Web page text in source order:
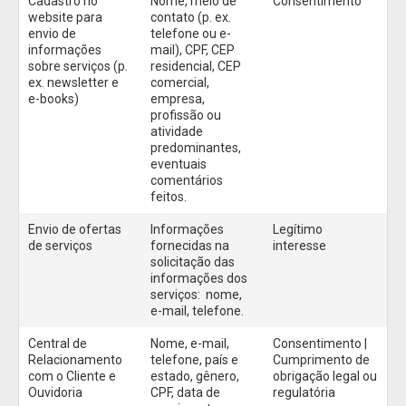
website para
envio de
informações
sobre serviços (p.
ex. newsletter e
e-books)
contato (p. ex.
telefone ou e-
mail), CPF, CEP
residencial, CEP
comercial,
empresa,
profissão ou
atividade
predominantes,
eventuais
comentários
feitos.
Envio de ofertas
de serviços
Informações
fornecidas na
solicitação das
informações dos
serviços: nome,
e-mail, telefone.
Legítimo
interesse
Central de
Relacionamento
com o Cliente e
Ouvidoria
Nome, e-mail,
telefone, país e
estado, gênero,
CPF, data de
Consentimento |
Cumprimento de
obrigação legal ou
regulatória